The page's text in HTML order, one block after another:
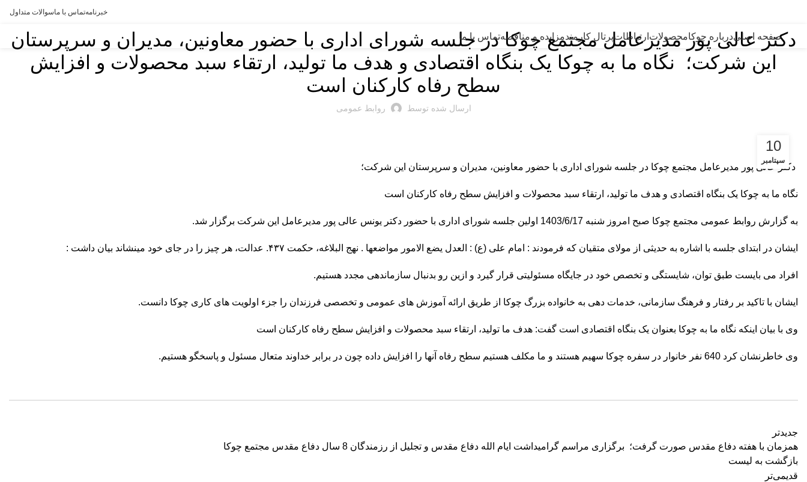
خبرنامهتماس با ماسوالات متداول
صفحه اصلیدرباره چوکامحصولات ارتباطاتپرتال کارمندمزایده و مناقصهتماس با ما
دکتر عالی پور مدیرعامل مجتمع چوکا در جلسه شورای اداری با حضور معاونین، مدیران و سرپرستان
این شرکت؛ نگاه ما به چوکا یک بنگاه اقتصادی و هدف ما تولید، ارتقاء سبد محصولات و افزایش
سطح رفاه کارکنان است
ارسال شده توسط روابط عمومی
10
سپتامبر
️ دکتر عالی پور مدیرعامل مجتمع چوکا در جلسه شورای اداری با حضور معاونین، مدیران و سرپرستان این شرکت؛
نگاه ما به چوکا یک بنگاه اقتصادی و هدف ما تولید، ارتقاء سبد محصولات و افزایش سطح رفاه کارکنان است
به گزارش روابط عمومی مجتمع چوکا صبح امروز شنبه 1403/6/17 اولین جلسه شورای اداری با حضور دکتر یونس عالی پور مدیرعامل این شرکت برگزار شد.
ایشان در ابتدای جلسه با اشاره به حدیثی از مولای متقیان که فرمودند : امام علی (ع) : العدل یضع الامور مواضعها . نهج البلاغه، حکمت ۴۳۷. عدالت، هر چیز را در جای خود مینشاند بیان داشت :
افراد می بایست طبق توان، شایستگی و تخصص خود در جایگاه مسئولیتی قرار گیرد و ازین رو بدنبال سازماندهی مجدد هستیم.
ایشان با تاکید بر رفتار و فرهنگ سازمانی، خدمات دهی به خانواده بزرگ چوکا از طریق ارائه آموزش های عمومی و تخصصی فرزندان را جزء اولویت های کاری چوکا دانست.
️وی با بیان اینکه نگاه ما به چوکا بعنوان یک بنگاه اقتصادی است گفت: هدف ما تولید، ارتقاء سبد محصولات و افزایش سطح رفاه کارکنان است
وی خاطرنشان کرد 640 نفر خانوار در سفره چوکا سهیم هستند و ما مکلف هستیم سطح رفاه آنها را افزایش داده چون در برابر خداوند متعال مسئول و پاسخگو هستیم.
جدیدتر
همزمان با هفته دفاع مقدس صورت گرفت؛ برگزاری مراسم گرامیداشت ایام الله دفاع مقدس و تجلیل از رزمندگان 8 سال دفاع مقدس مجتمع چوکا
بازگشت به لیست
قدیمی‌تر